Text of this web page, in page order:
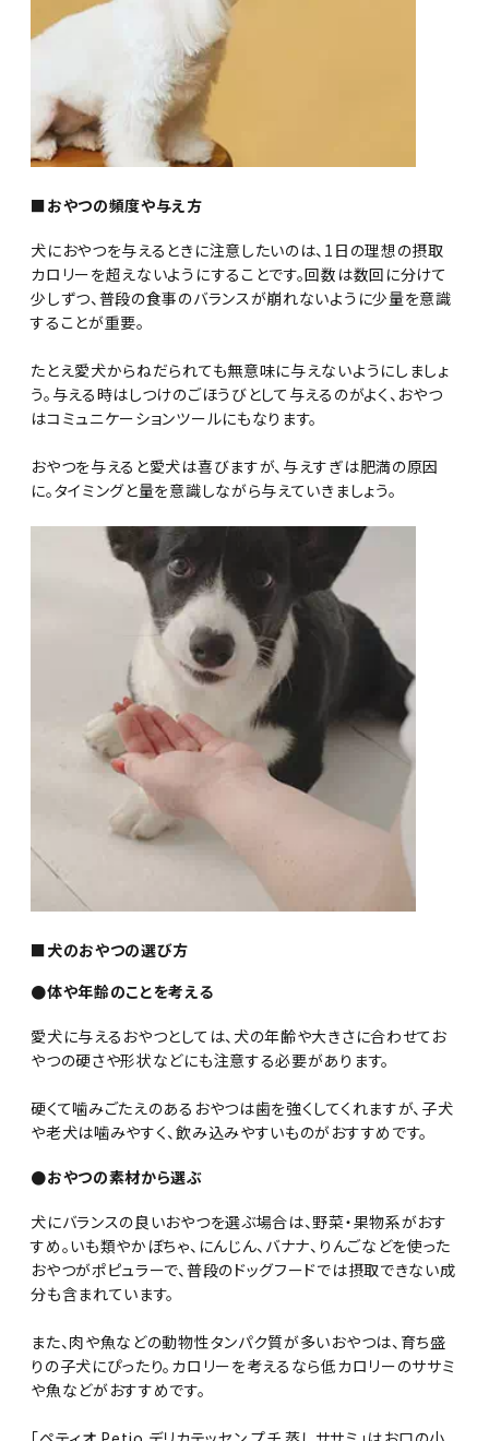
■おやつの頻度や与え方
犬におやつを与えるときに注意したいのは、1日の理想の摂取
カロリーを超えないようにすることです。回数は数回に分けて
少しずつ、普段の食事のバランスが崩れないように少量を意識
することが重要。
たとえ愛犬からねだられても無意味に与えないようにしましょ
う。与える時はしつけのごほうびとして与えるのがよく、おやつ
はコミュニケーションツールにもなります。
おやつを与えると愛犬は喜びますが、与えすぎは肥満の原因
に。タイミングと量を意識しながら与えていきましょう。
■犬のおやつの選び方
●体や年齢のことを考える
愛犬に与えるおやつとしては、犬の年齢や大きさに合わせてお
やつの硬さや形状などにも注意する必要があります。
硬くて噛みごたえのあるおやつは歯を強くしてくれますが、子犬
や老犬は噛みやすく、飲み込みやすいものがおすすめです。
●おやつの素材から選ぶ
犬にバランスの良いおやつを選ぶ場合は、野菜・果物系がおす
すめ。いも類やかぼちゃ、にんじん、バナナ、りんごなどを使った
おやつがポピュラーで、普段のドッグフードでは摂取できない成
分も含まれています。
また、肉や魚などの動物性タンパク質が多いおやつは、育ち盛
りの子犬にぴったり。カロリーを考えるなら低カロリーのササミ
や魚などがおすすめです。